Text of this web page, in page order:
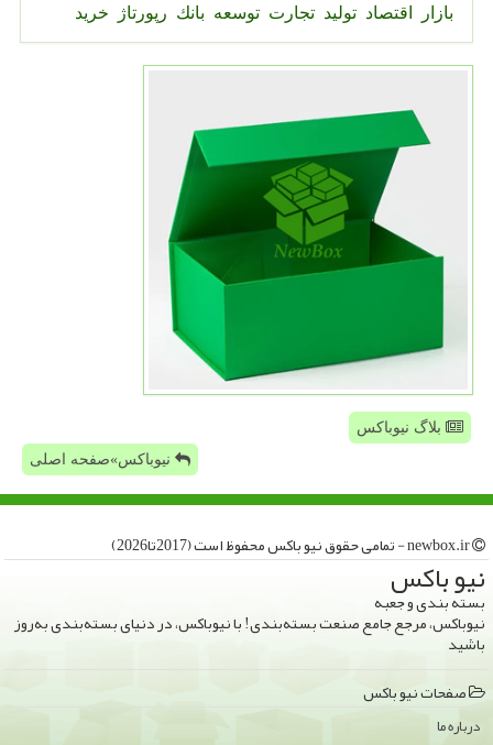
بازار اقتصاد تولید تجارت توسعه بانك رپورتاژ خرید
بلاگ نیوباکس
نیوباکس»صفحه اصلی
نیو باكس
بسته بندی و جعبه
نیوباکس، مرجع جامع صنعت بسته‌بندی! با نیوباکس، در دنیای بسته‌بندی به‌روز
باشید
صفحات نیو باكس
درباره ما